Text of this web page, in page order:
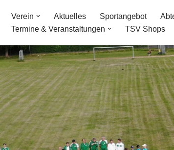
Verein Aktuelles Sportangebot
Termine & Veranstaltungen
TSV Shops